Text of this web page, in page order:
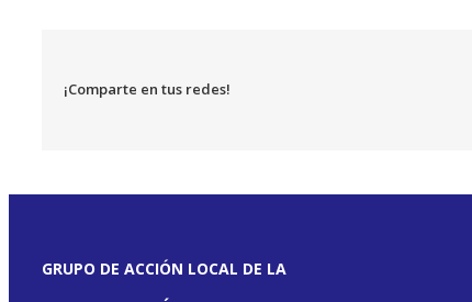
¡Comparte en tus redes!
GRUPO DE ACCIÓN LOCAL DE LA